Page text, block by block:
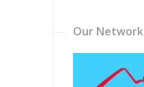
Our Network